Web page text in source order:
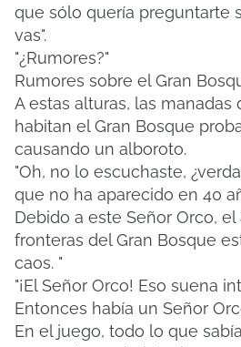
que sólo quería preguntarte
vas".
"¿Rumores?"
Rumores sobre el Gran
A estas alturas, las manadas
habitan el Gran Bosque
causando un alboroto.
"Oh, no lo escuchaste,
que no ha aparecido en 40
Debido a este Señor Orco,
fronteras del Gran Bosque
caos. "
"¡El Señor Orco! Eso suena
Entonces había un Señor
En el juego, todo lo que